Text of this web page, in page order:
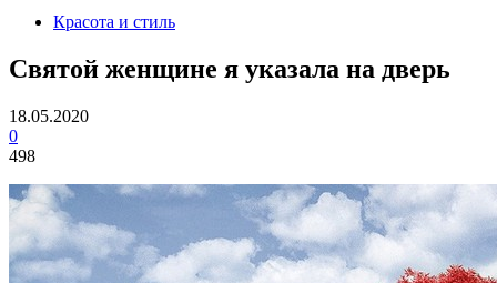
Красота и стиль
Святой женщине я указала на дверь
18.05.2020
0
498